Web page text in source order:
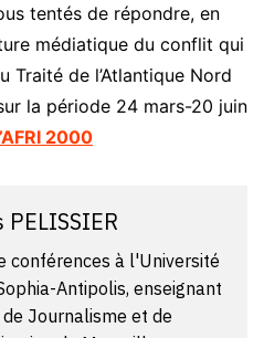
tentés de répondre, en
médiatique du conflit qui
Traité de l’Atlantique Nord
la période 24 mars-20 juin
2000
PELISSIER
conférences à l'Université
Antipolis, enseignant
Journalisme et de